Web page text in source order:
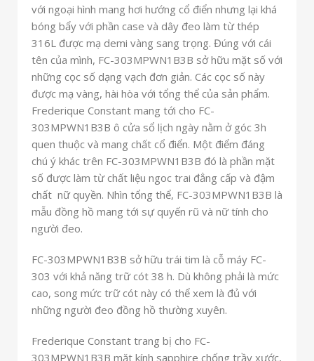
với ngoại hình mang hơi hướng cổ điển nhưng lại khá
bóng bẩy với phần case và dây đeo làm từ thép
316L được mạ demi vàng sang trọng. Đúng với cái
tên của mình, FC-303MPWN1B3B sở hữu mặt số với
những cọc số dạng vạch đơn giản. Các cọc số này
được mạ vàng, hài hòa với tổng thể của sản phẩm.
Frederique Constant mang tới cho FC-
303MPWN1B3B ô cửa sổ lịch ngày nằm ở góc 3h
quen thuộc và mang chất cổ điển. Một điểm đáng
chú ý khác trên FC-303MPWN1B3B đó là phần mặt
số được làm từ chất liệu ngoc trai đẳng cấp và đậm
chất nữ quyền. Nhìn tổng thể, FC-303MPWN1B3B là
mẫu đồng hồ mang tới sự quyến rũ và nữ tính cho
người đeo.
FC-303MPWN1B3B sở hữu trái tim là cỗ máy FC-
303 với khả năng trữ cót 38 h. Dù không phải là mức
cao, song mức trữ cót này có thể xem là đủ với
những người đeo đồng hồ thường xuyên.
Frederique Constant trang bị cho FC-
303MPWN1B3B mặt kính sapphire chống trầy xước,